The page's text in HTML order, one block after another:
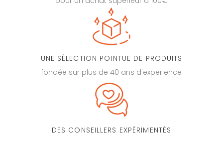
UNE SÉLECTION POINTUE DE PRODUITS
fondée sur plus de 40 ans d'experience
DES CONSEILLERS EXPÉRIMENTÉS